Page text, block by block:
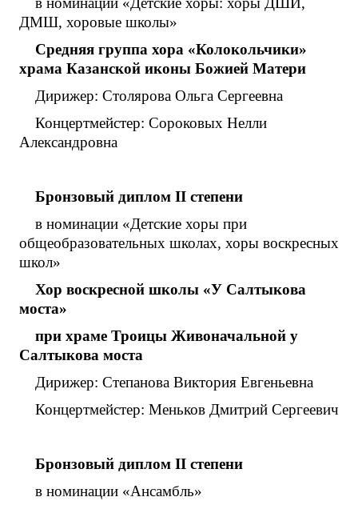
ДМШ, хоровые школы»
Средняя группа хора «Колокольчики»
храма Казанской иконы Божией Матери
Дирижер: Столярова Ольга Сергеевна
Концертмейстер: Сороковых Нелли
Александровна
Бронзовый диплом II степени
в номинации «Детские хоры при
общеобразовательных школах, хоры воскресных
школ»
Хор воскресной школы «У Салтыкова
моста»
при храме Троицы Живоначальной у
Салтыкова моста
Дирижер: Степанова Виктория Евгеньевна
Концертмейстер: Меньков Дмитрий Сергеевич
Бронзовый диплом II степени
в номинации «Ансамбль»